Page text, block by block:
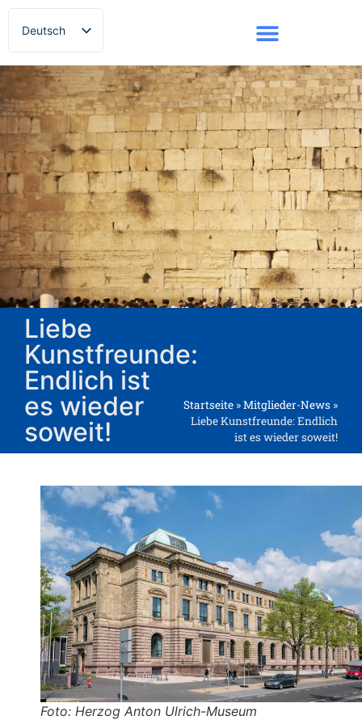
Deutsch
Русский
Liebe
Kunstfreunde:
Endlich ist
es wieder
soweit!
Startseite »Mitglieder-News »
Liebe Kunstfreunde: Endlich
ist es wieder soweit!
Foto: Herzog Anton Ulrich-Museum